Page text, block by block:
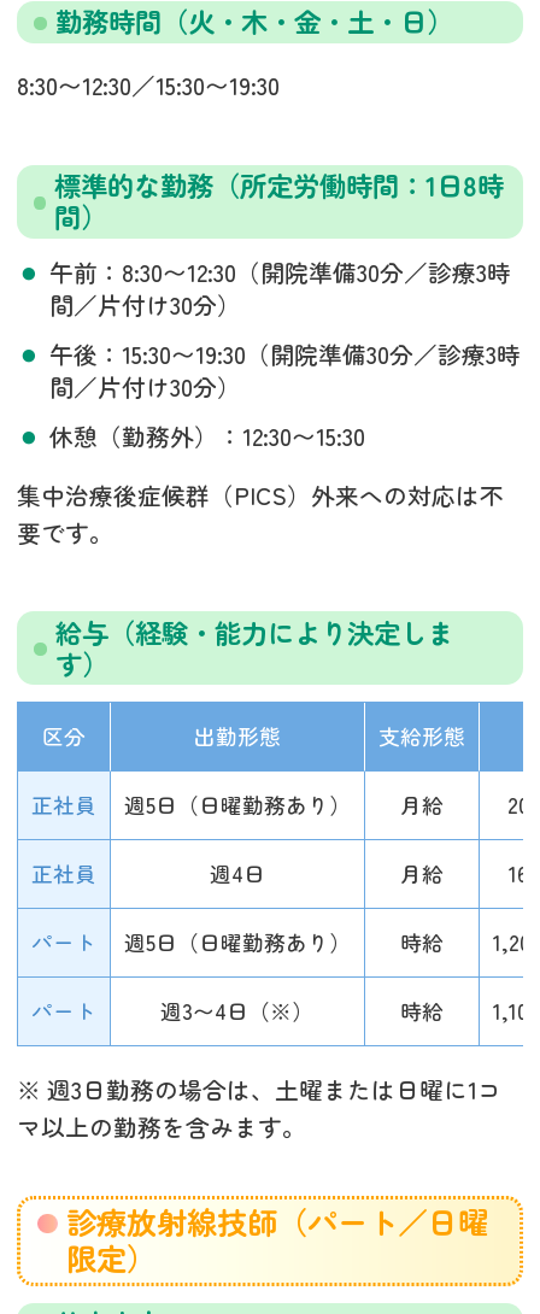
勤務時間（火・木・金・土・日）
8:30〜12:30／15:30〜19:30
標準的な勤務（所定労働時間：1日8時
間）
午前：8:30〜12:30（開院準備30分／診療3時
間／片付け30分）
午後：15:30〜19:30（開院準備30分／診療3時
間／片付け30分）
休憩（勤務外）：12:30〜15:30
集中治療後症候群（PICS）外来への対応は不
要です。
給与（経験・能力により決定しま
す）
区分 出勤形態 支給形態
正社員 週5日（日曜勤務あり） 月給 20
正社員 週4日 月給 16
パート 週5日（日曜勤務あり） 時給
パート 週3〜4日（※） 時給
※ 週3日勤務の場合は、土曜または日曜に1コ
マ以上の勤務を含みます。
診療放射線技師（パート／日曜
限定）